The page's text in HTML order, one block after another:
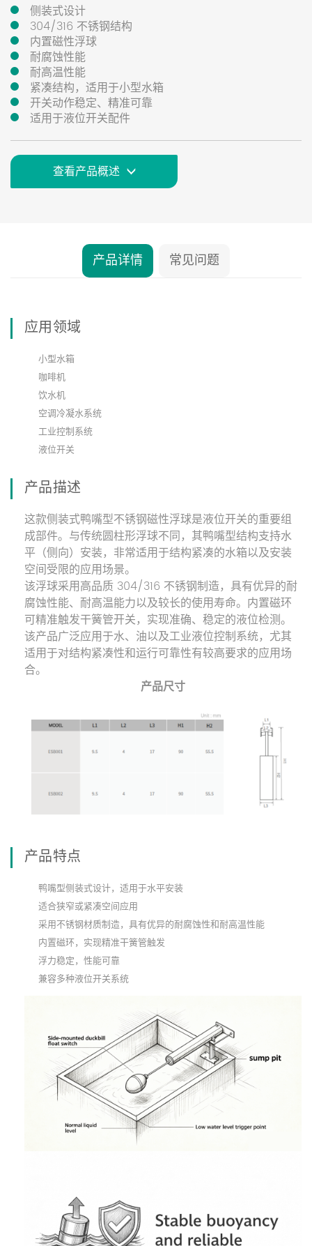
侧装式设计
304/316 不锈钢结构
内置磁性浮球
耐腐蚀性能
耐高温性能
紧凑结构，适用于小型水箱
开关动作稳定、精准可靠
适用于液位开关配件
查看产品概述
产品详情 常见问题
应用领域
小型水箱
咖啡机
饮水机
空调冷凝水系统
工业控制系统
液位开关
产品描述
这款侧装式鸭嘴型不锈钢磁性浮球是液位开关的重要组
成部件。与传统圆柱形浮球不同，其鸭嘴型结构支持水
平（侧向）安装，非常适用于结构紧凑的水箱以及安装
空间受限的应用场景。
该浮球采用高品质 304/316 不锈钢制造，具有优异的耐
腐蚀性能、耐高温能力以及较长的使用寿命。内置磁环
可精准触发干簧管开关，实现准确、稳定的液位检测。
该产品广泛应用于水、油以及工业液位控制系统，尤其
适用于对结构紧凑性和运行可靠性有较高要求的应用场
合。
产品尺寸
产品特点
鸭嘴型侧装式设计，适用于水平安装
适合狭窄或紧凑空间应用
采用不锈钢材质制造，具有优异的耐腐蚀性和耐高温性能
内置磁环，实现精准干簧管触发
浮力稳定，性能可靠
兼容多种液位开关系统